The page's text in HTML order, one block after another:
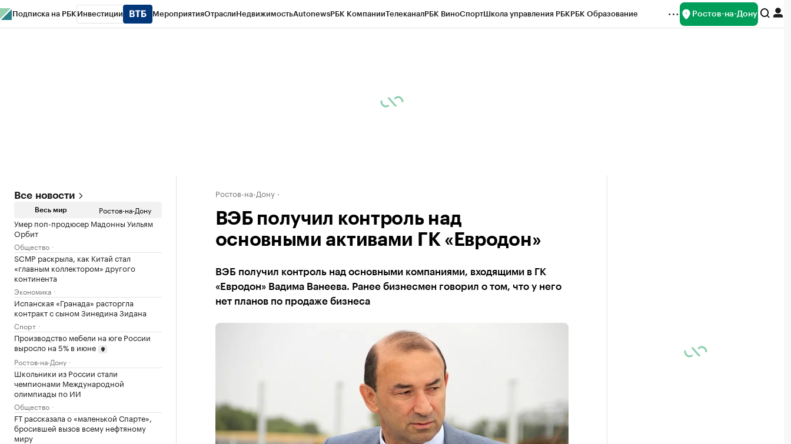
Подписка на РБК Инвестиции МероприятияОтраслиНедвижимостьAutonewsРБК КомпанииТелеканалРБК ВиноСпортШкола управления РБКРБК Образование Ростов-на-Дону
Все новости
Весь мир Ростов-на-Дону
Умер поп-продюсер Мадонны Уильям
Орбит
Общество
SCMP раскрыла, как Китай стал
«главным коллектором» другого
континента
Экономика
Испанская «Гранада» расторгла
контракт с сыном Зинедина Зидана
Спорт
Производство мебели на юге России
выросло на 5% в июне
Ростов-на-Дону
Школьники из России стали
чемпионами Международной
олимпиады по ИИ
Общество
FT рассказала о «маленькой Спарте»,
бросившей вызов всему нефтяному
миру
Ростов-на-Дону
ВЭБ получил контроль над
основными активами ГК «Евродон»
ВЭБ получил контроль над основными компаниями, входящими в ГК
«Евродон» Вадима Ванеева. Ранее бизнесмен говорил о том, что у него
нет планов по продаже бизнеса